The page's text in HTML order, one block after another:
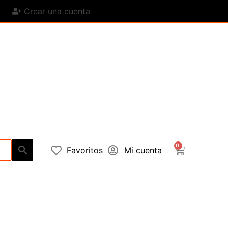
Crear una cuenta
Favoritos Mi cuenta
0